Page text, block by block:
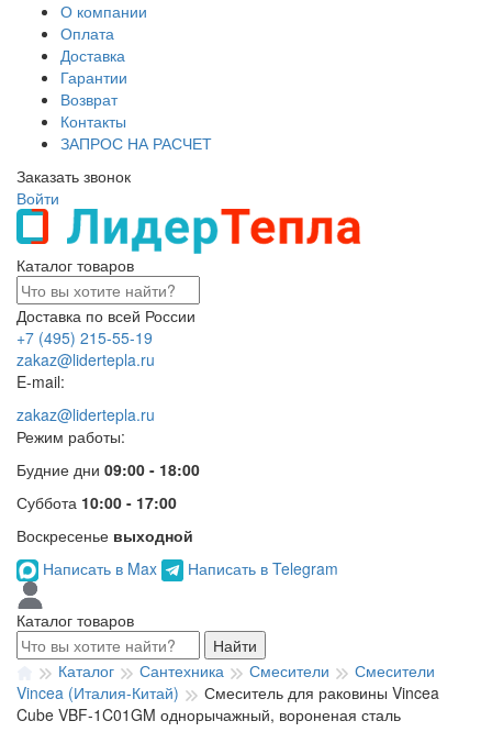
О компании
Оплата
Доставка
Гарантии
Возврат
Контакты
ЗАПРОС НА РАСЧЕТ
Заказать звонок
Войти
Каталог товаров
Доставка по всей России
+7 (495) 215-55-19
zakaz@lidertepla.ru
E-mail:
zakaz@lidertepla.ru
Режим работы:
Будние дни 09:00 - 18:00
Суббота 10:00 - 17:00
Воскресенье выходной
Написать в Max
Написать в Telegram
Каталог товаров
Найти
Каталог
Сантехника Смесители
Смесители
Vincea (Италия-Китай)
Смеситель для раковины Vincea
Cube VBF-1C01GM однорычажный, вороненая сталь